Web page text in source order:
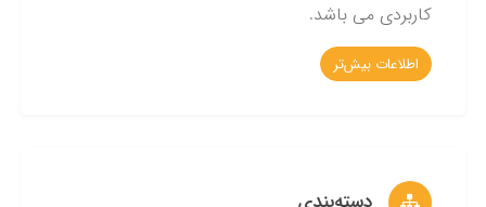
کاربردی می باشد.
اطلاعات بیش‌تر